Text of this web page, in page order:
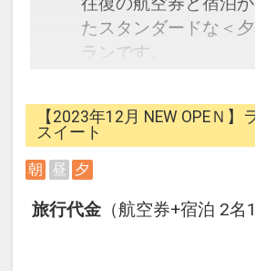
たスタンダードな＜
ランです。
フライトと宿泊を自
できるダイナミックパ
ら、一都市滞在はも
にも最適！
旅行期間中の1泊だけ
泊・飛び泊なども自
フライトは、安心の
【2023年12月 NEW OPEＮ
スイート
朝 昼 夕
旅行代金 （航空券+宿泊 2